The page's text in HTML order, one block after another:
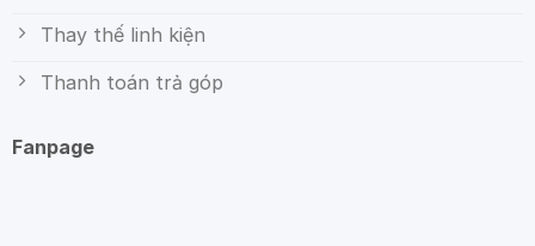
Thay thế linh kiện
Thanh toán trả góp
Fanpage